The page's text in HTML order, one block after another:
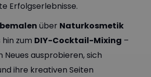
Erfolgserlebnisse.
über Naturkosmetik
hin zum DIY-Cocktail-Mixing –
Neues ausprobieren, sich
ihre kreativen Seiten